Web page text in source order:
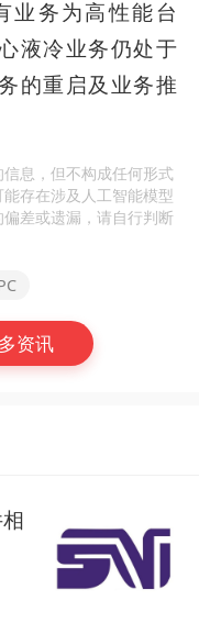
业务为高性能台
液冷业务仍处于
的重启及业务推
息，但不构成任何形式
存在涉及人工智能模型
差或遗漏，请自行判断
资讯